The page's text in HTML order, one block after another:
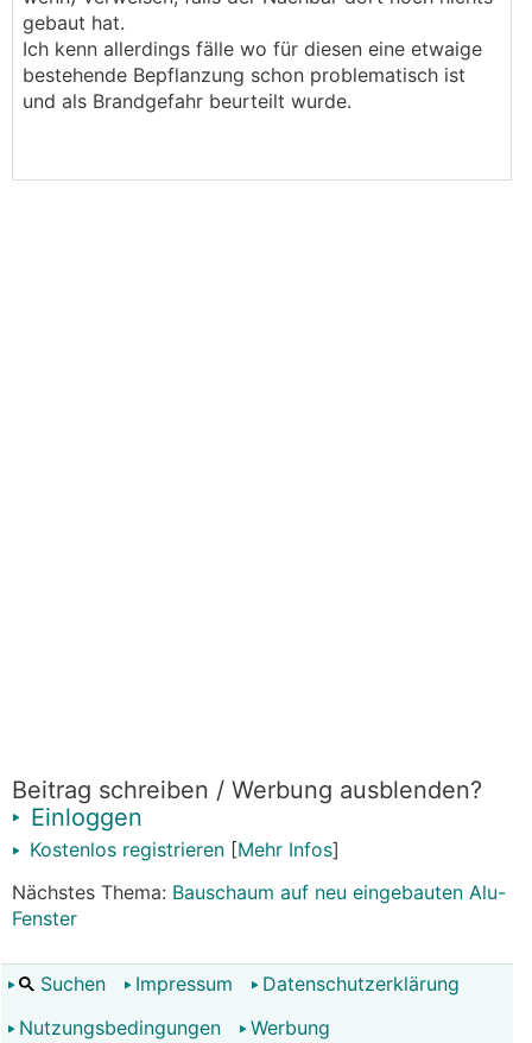
gebaut hat.
Ich kenn allerdings fälle wo für diesen eine etwaige
bestehende Bepflanzung schon problematisch ist
und als Brandgefahr beurteilt wurde.
Beitrag schreiben / Werbung ausblenden?
Einloggen
Kostenlos registrieren [Mehr Infos]
Nächstes Thema: Bauschaum auf neu eingebauten Alu-
Fenster
Suchen Impressum
Datenschutzerklärung
Nutzungsbedingungen
Werbung